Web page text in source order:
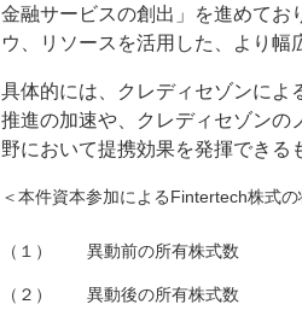
金融サービスの創出」を進めてお
ウ、リソースを活用した、より幅
具体的には、クレディセゾンによ
推進の加速や、クレディセゾンの
野において提携効果を発揮できる
＜本件資本参加によるFintertech株式の
（１）
異動前の所有株式数
（２）
異動後の所有株式数